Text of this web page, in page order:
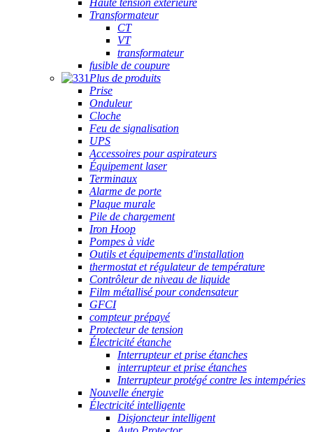
Haute tension extérieure
Transformateur
CT
VT
transformateur
fusible de coupure
Plus de produits
Prise
Onduleur
Cloche
Feu de signalisation
UPS
Accessoires pour aspirateurs
Équipement laser
Terminaux
Alarme de porte
Plaque murale
Pile de chargement
Iron Hoop
Pompes à vide
Outils et équipements d'installation
thermostat et régulateur de température
Contrôleur de niveau de liquide
Film métallisé pour condensateur
GFCI
compteur prépayé
Protecteur de tension
Électricité étanche
Interrupteur et prise étanches
interrupteur et prise étanches
Interrupteur protégé contre les intempéries
Nouvelle énergie
Électricité intelligente
Disjoncteur intelligent